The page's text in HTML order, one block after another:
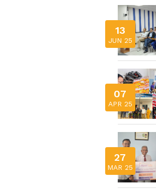
13
JUN 25
07
APR 25
27
MAR 25